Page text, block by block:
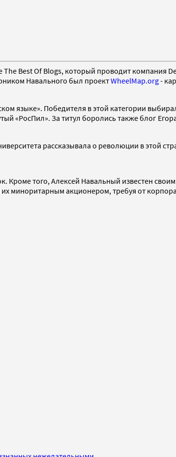
The Best Of Blogs, который проводит компания
Навального был проектWheelMap.org-
языке». Победителя в этой категории
«РосПил». За титул боролись также блог
рассказывала о революции в этой
Кроме того, Алексей Навальный известен
миноритарным акционером, требуя от